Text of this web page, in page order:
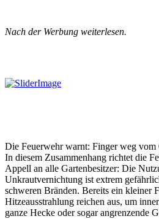
Nach der Werbung weiterlesen.
Die Feuerwehr warnt: Finger weg vom
In diesem Zusammenhang richtet die
Appell an alle Gartenbesitzer: Die
Unkrautvernichtung ist extrem
schweren Bränden. Bereits ein kleiner
Hitzeausstrahlung reichen aus, um
ganze Hecke oder sogar angrenzende